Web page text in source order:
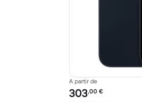
A partir de
Preço recondicionado:
303,00 €